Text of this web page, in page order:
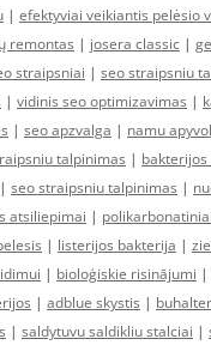
| efektyviai veikiantis pelėsio
remontas | josera classic |
straipsniai | seo straipsniu
| vidinis seo optimizavimas |
| seo apzvalga | namu
talpinimas |
| seo straipsniu talpinimas |
atsiliepimai |
| listerijos bakterija |
| bioloģiskie risinājumi |
| adblue skystis |
| saldytuvu saldikliu stalciai |